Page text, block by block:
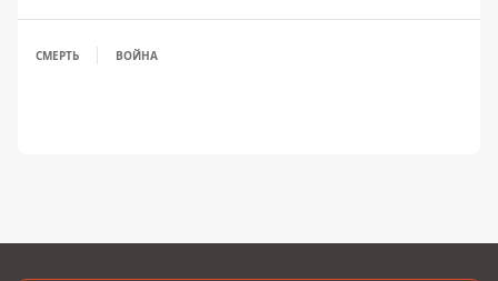
СМЕРТЬ ВОЙНА